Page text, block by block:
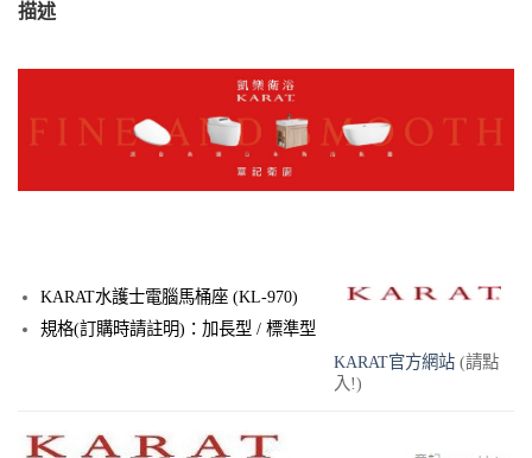
描述
KARAT水護士電腦馬桶座 (KL-970)
規格(訂購時請註明)：加長型 / 標準型
KARAT官方網站 (請點
入!)